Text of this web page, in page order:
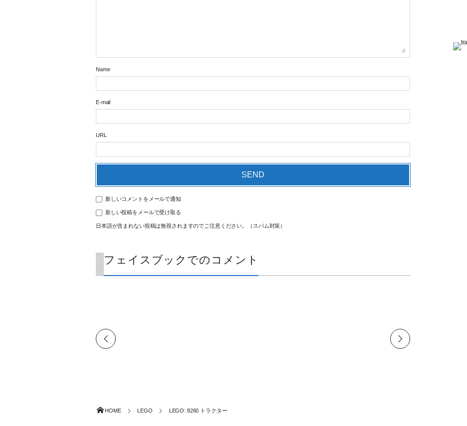
Name
E-mail
URL
新しいコメントをメールで通知
新しい投稿をメールで受け取る
日本語が含まれない投稿は無視されますのでご注意ください。（スパム対策）
フェイスブックでのコメント
HOME LEGO LEGO: 8260 トラクター